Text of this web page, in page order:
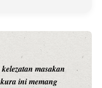
masakan
ini memang